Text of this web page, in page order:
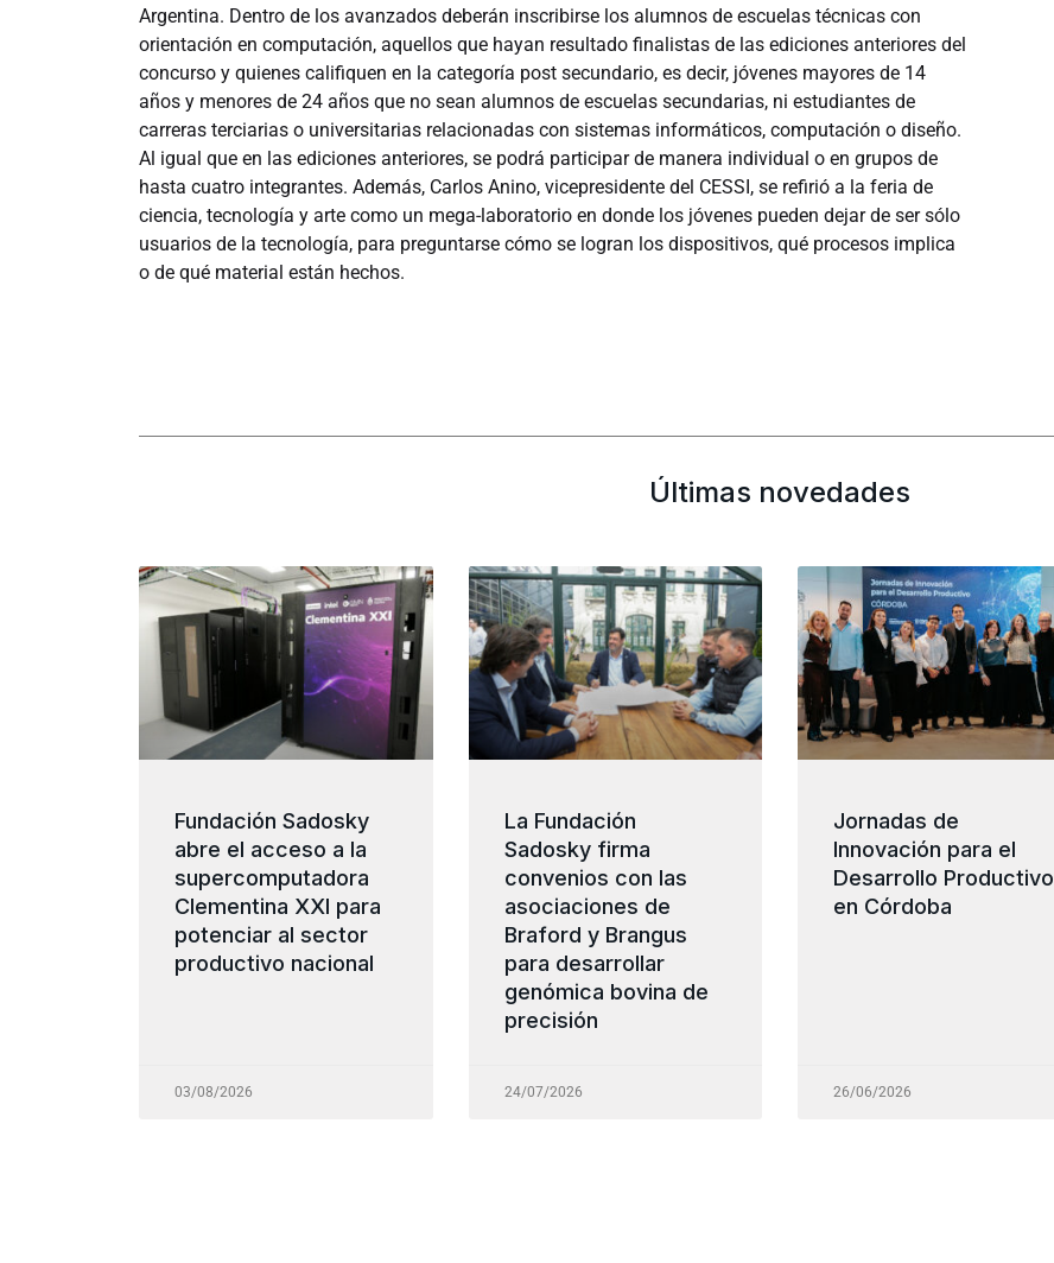
Argentina. Dentro de los avanzados deberán inscribirse los alumnos de escuelas técnicas con
orientación en computación, aquellos que hayan resultado finalistas de las ediciones anteriores del
concurso y quienes califiquen en la categoría post secundario, es decir, jóvenes mayores de 14
años y menores de 24 años que no sean alumnos de escuelas secundarias, ni estudiantes de
carreras terciarias o universitarias relacionadas con sistemas informáticos, computación o diseño.
Al igual que en las ediciones anteriores, se podrá participar de manera individual o en grupos de
hasta cuatro integrantes. Además, Carlos Anino, vicepresidente del CESSI, se refirió a la feria de
ciencia, tecnología y arte como un mega-laboratorio en donde los jóvenes pueden dejar de ser sólo
usuarios de la tecnología, para preguntarse cómo se logran los dispositivos, qué procesos implica
o de qué material están hechos.
Últimas novedades
Fundación Sadosky
abre el acceso a la
supercomputadora
Clementina XXI para
potenciar al sector
productivo nacional
03/08/2026
La Fundación
Sadosky firma
convenios con las
asociaciones de
Braford y Brangus
para desarrollar
genómica bovina de
precisión
24/07/2026
Jornadas de
Innovación para el
Desarrollo Productivo
en Córdoba
26/06/2026